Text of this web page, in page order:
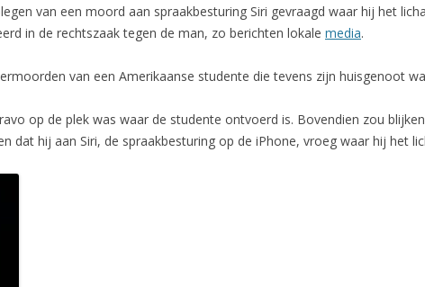
van een moord aan spraakbesturing Siri gevraagd waar hij het
in de rechtszaak tegen de man, zo berichten lokale media.
van een Amerikaanse studente die tevens zijn huisgenoot
op de plek was waar de studente ontvoerd is. Bovendien zou
dat hij aan Siri, de spraakbesturing op de iPhone, vroeg waar hij het